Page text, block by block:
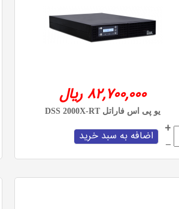
82,700,000 ریال
یو پی اس فاراتل DSS 2000X-RT
+
–